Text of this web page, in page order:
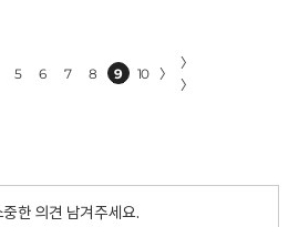
5 6 7 8 9 10 〉
〉
〉
한 의견 남겨주세요.